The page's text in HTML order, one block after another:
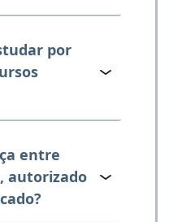
por
entre
autorizado